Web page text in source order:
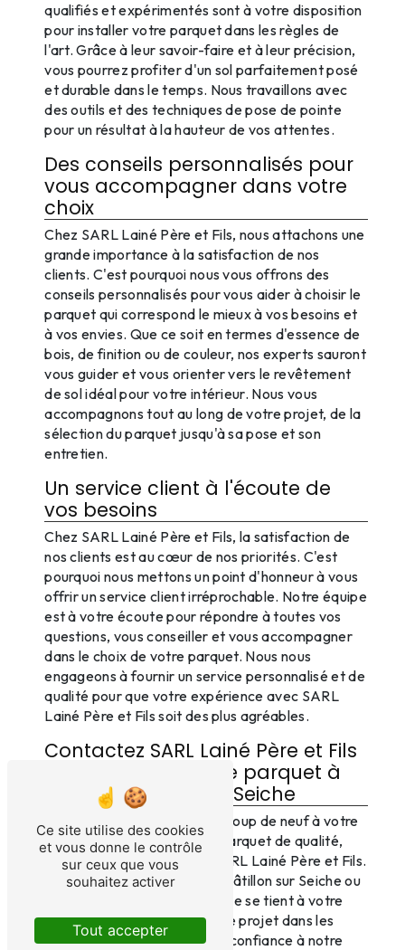
qualifiés et expérimentés sont à votre disposition
pour installer votre parquet dans les règles de
l'art. Grâce à leur savoir-faire et à leur précision,
vous pourrez profiter d'un sol parfaitement posé
et durable dans le temps. Nous travaillons avec
des outils et des techniques de pose de pointe
pour un résultat à la hauteur de vos attentes.
Des conseils personnalisés pour
vous accompagner dans votre
choix
Chez SARL Lainé Père et Fils, nous attachons une
grande importance à la satisfaction de nos
clients. C'est pourquoi nous vous offrons des
conseils personnalisés pour vous aider à choisir le
parquet qui correspond le mieux à vos besoins et
à vos envies. Que ce soit en termes d'essence de
bois, de finition ou de couleur, nos experts sauront
vous guider et vous orienter vers le revêtement
de sol idéal pour votre intérieur. Nous vous
accompagnons tout au long de votre projet, de la
sélection du parquet jusqu'à sa pose et son
entretien.
Un service client à l'écoute de
vos besoins
Chez SARL Lainé Père et Fils, la satisfaction de
nos clients est au cœur de nos priorités. C'est
pourquoi nous mettons un point d'honneur à vous
offrir un service client irréprochable. Notre équipe
est à votre écoute pour répondre à toutes vos
questions, vous conseiller et vous accompagner
dans le choix de votre parquet. Nous nous
engageons à fournir un service personnalisé et de
qualité pour que votre expérience avec SARL
Lainé Père et Fils soit des plus agréables.
Contactez SARL Lainé Père et Fils
pour votre projet de parquet à
Noyal Châtillon sur Seiche
Si vous souhaitez donner un coup de neuf à votre
intérieur en optant pour un parquet de qualité,
n'hésitez pas à contacter SARL Lainé Père et Fils.
Que vous habitiez à Noyal Châtillon sur Seiche ou
dans les environs, notre équipe se tient à votre
disposition pour réaliser votre projet dans les
meilleures conditions. Faites confiance à notre
Ce site utilise des cookies
et vous donne le contrôle
sur ceux que vous
souhaitez activer
Tout accepter